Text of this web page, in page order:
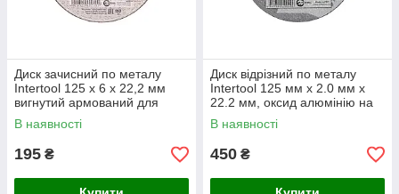
Диск зачисний по металу
Intertool 125 х 6 х 22,2 мм
вигнутий армований для
болгарки
В наявності
195 ₴
Диск відрізний по металу
Intertool 125 мм х 2.0 мм х
22.2 мм, оксид алюмінію на
бакелітовій зв’язці
В наявності
450 ₴